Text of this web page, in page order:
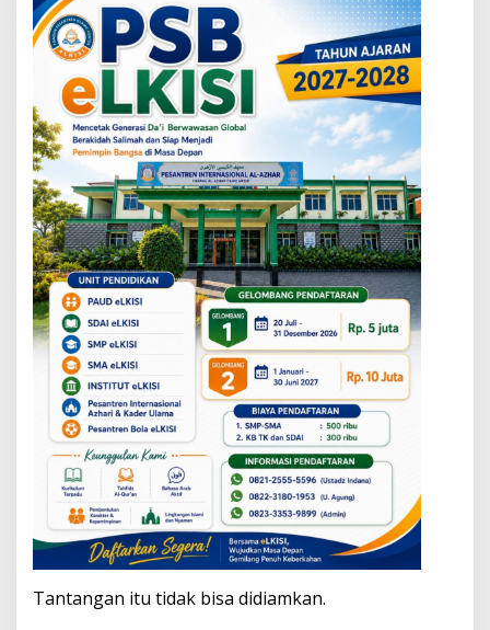
n
C
a
S
o
l
u
s
i
Tantangan itu tidak bisa didiamkan.